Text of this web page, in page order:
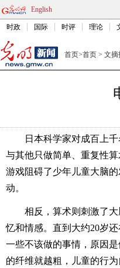
English
时政 国际 时评 理论
首页>首页 > 文摘
日本科学家对成百上
与其他只做简单、重复性
游戏阻碍了少年儿童大脑
动。
相反，算术则刺激了
忆和情感。直到大约20岁
一些不该做的事情，原因
的纤维就越粗，儿童的行为